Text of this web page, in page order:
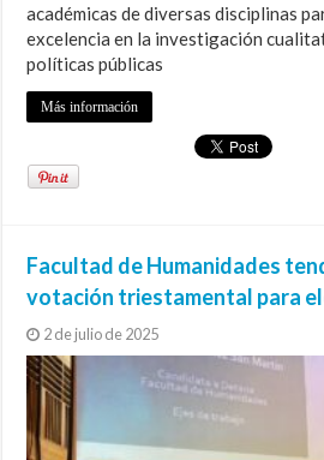
académicas de diversas disciplinas
excelencia en la investigación
políticas públicas
Más información
Facultad de Humanidades
votación triestamental para
2 de julio de 2025